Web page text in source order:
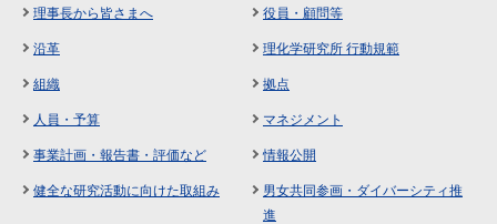
理事長から皆さまへ 役員・顧問等
沿革 理化学研究所 行動規範
組織 拠点
人員・予算 マネジメント
事業計画・報告書・評価など 情報公開
健全な研究活動に向けた取組み
男女共同参画・ダイバーシティ推
進